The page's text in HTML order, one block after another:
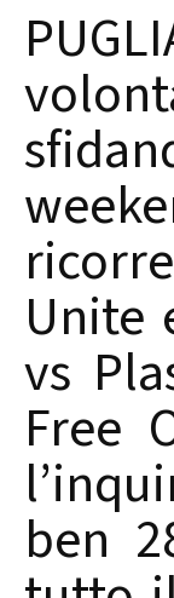
Unite
vs
Free
ben